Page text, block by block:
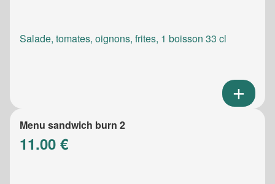
Salade, tomates, oignons, frites, 1 boisson 33 cl
Menu sandwich burn 2
11.00 €